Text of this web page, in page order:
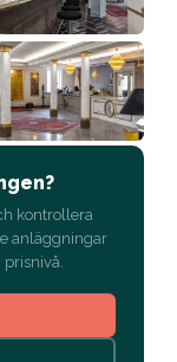
kontrollera
anläggningar
prisnivå.